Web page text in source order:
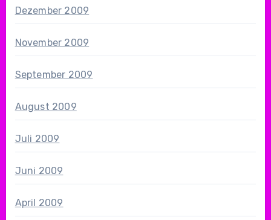
Dezember 2009
November 2009
September 2009
August 2009
Juli 2009
Juni 2009
April 2009